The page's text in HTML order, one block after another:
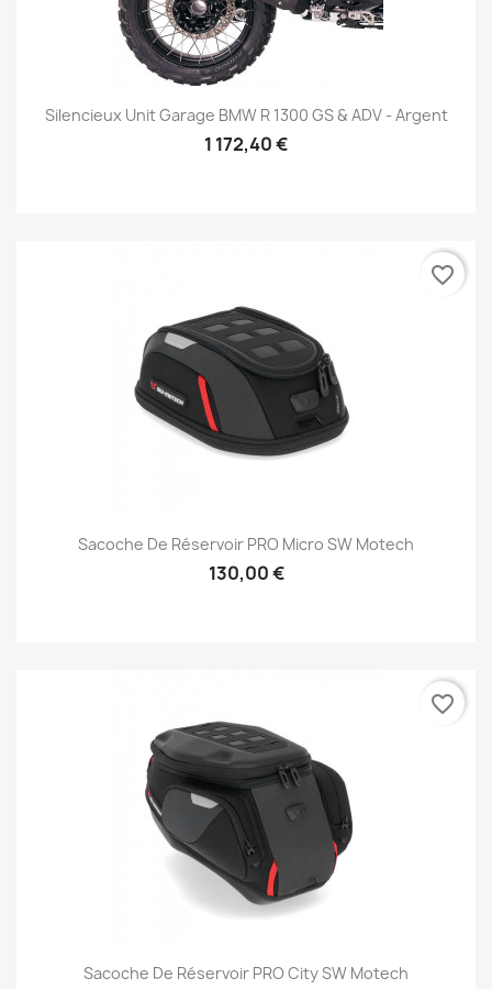
Silencieux Unit Garage BMW R 1300 GS & ADV - Argent
1 172,40 €
Sacoche De Réservoir PRO Micro SW Motech
130,00 €
favorite_border
Sacoche De Réservoir PRO City SW Motech
favorite_border